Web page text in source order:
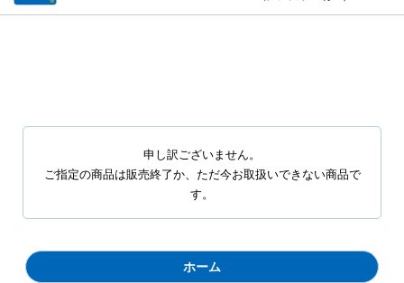
申し訳ございません。
ご指定の商品は販売終了か、ただ今お取扱いできない商品で
す。
ホーム